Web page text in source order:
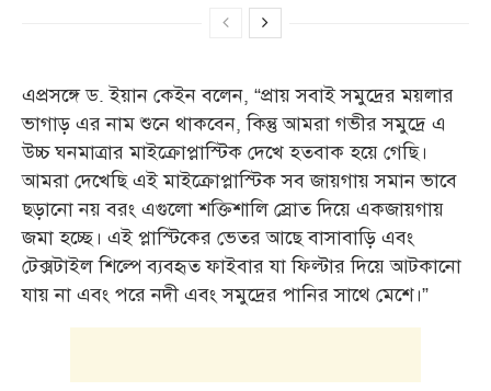
এপ্রসঙ্গে ড. ইয়ান কেইন বলেন, “প্রায় সবাই সমুদ্রের ময়লার
ভাগাড় এর নাম শুনে থাকবেন, কিন্তু আমরা গভীর সমুদ্রে এ
উচ্চ ঘনমাত্রার মাইক্রোপ্লাস্টিক দেখে হতবাক হয়ে গেছি।
আমরা দেখেছি এই মাইক্রোপ্লাস্টিক সব জায়গায় সমান ভাবে
ছড়ানো নয় বরং এগুলো শক্তিশালি স্রোত দিয়ে একজায়গায়
জমা হচ্ছে। এই প্লাস্টিকের ভেতর আছে বাসাবাড়ি এবং
টেক্সটাইল শিল্পে ব্যবহৃত ফাইবার যা ফিল্টার দিয়ে আটকানো
যায় না এবং পরে নদী এবং সমুদ্রের পানির সাথে মেশে।”